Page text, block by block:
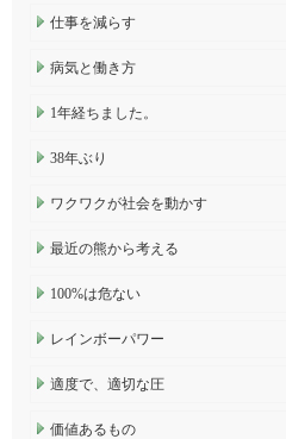
仕事を減らす
病気と働き方
1年経ちました。
38年ぶり
ワクワクが社会を動かす
最近の熊から考える
100%は危ない
レインボーパワー
適度で、適切な圧
価値あるもの